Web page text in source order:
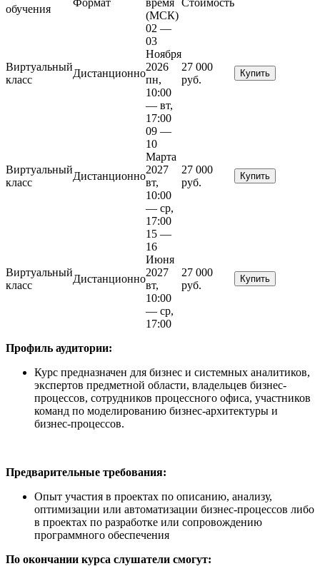
обучения
(МСК)
Виртуальный
класс
Дистанционно
02 —
03
Ноября
2026
пн,
10:00
— вт,
17:00
27 000
руб.
Купить
Виртуальный
класс
Дистанционно
09 —
10
Марта
2027
вт,
10:00
— ср,
17:00
27 000
руб.
Купить
Виртуальный
класс
Дистанционно
15 —
16
Июня
2027
вт,
10:00
— ср,
17:00
27 000
руб.
Купить
Профиль аудитории:
Курс предназначен для бизнес и системных аналитиков,
экспертов предметной области, владельцев бизнес-
процессов, сотрудников процессного офиса, участников
команд по моделированию бизнес-архитектуры и
бизнес-процессов.
Предварительные требования:
Опыт участия в проектах по описанию, анализу,
оптимизации или автоматизации бизнес-процессов либо
в проектах по разработке или сопровождению
программного обеспечения
По окончании курса слушатели смогут: